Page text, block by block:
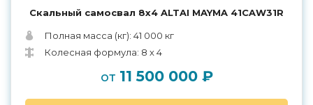
Скальный самосвал 8х4 ALTAI MAYMA 41CAW31R
Полная масса (кг): 41 000 кг
Колесная формула: 8 х 4
от 11 500 000 ₽